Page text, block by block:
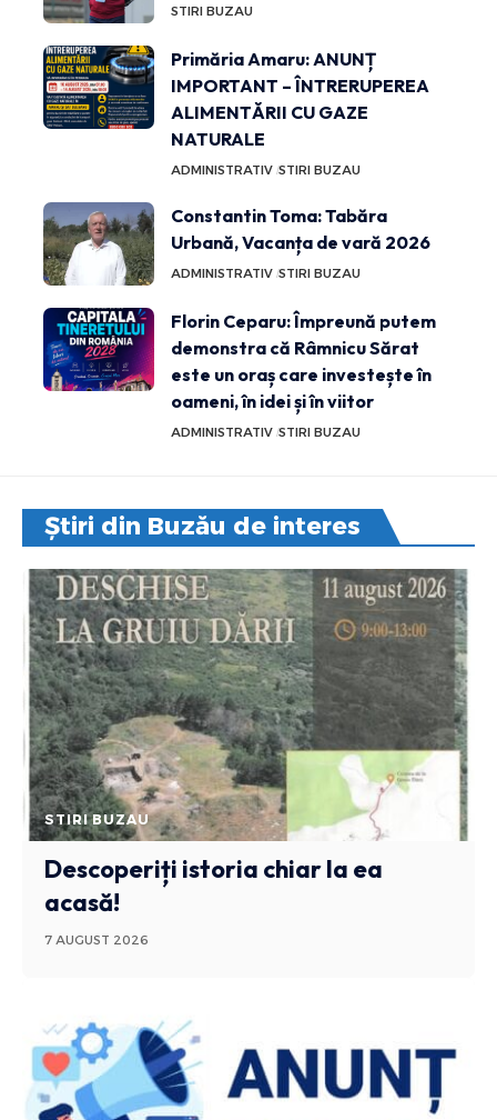
STIRI BUZAU
Primăria Amaru: ANUNȚ
IMPORTANT – ÎNTRERUPEREA
ALIMENTĂRII CU GAZE
NATURALE
ADMINISTRATIV STIRI BUZAU
Constantin Toma: Tabăra
Urbană, Vacanța de vară 2026
ADMINISTRATIV STIRI BUZAU
Florin Ceparu: Împreună putem
demonstra că Râmnicu Sărat
este un oraș care investește în
oameni, în idei și în viitor
ADMINISTRATIV STIRI BUZAU
Știri din Buzău de interes
STIRI BUZAU
Descoperiți istoria chiar la ea
acasă!
7 AUGUST 2026